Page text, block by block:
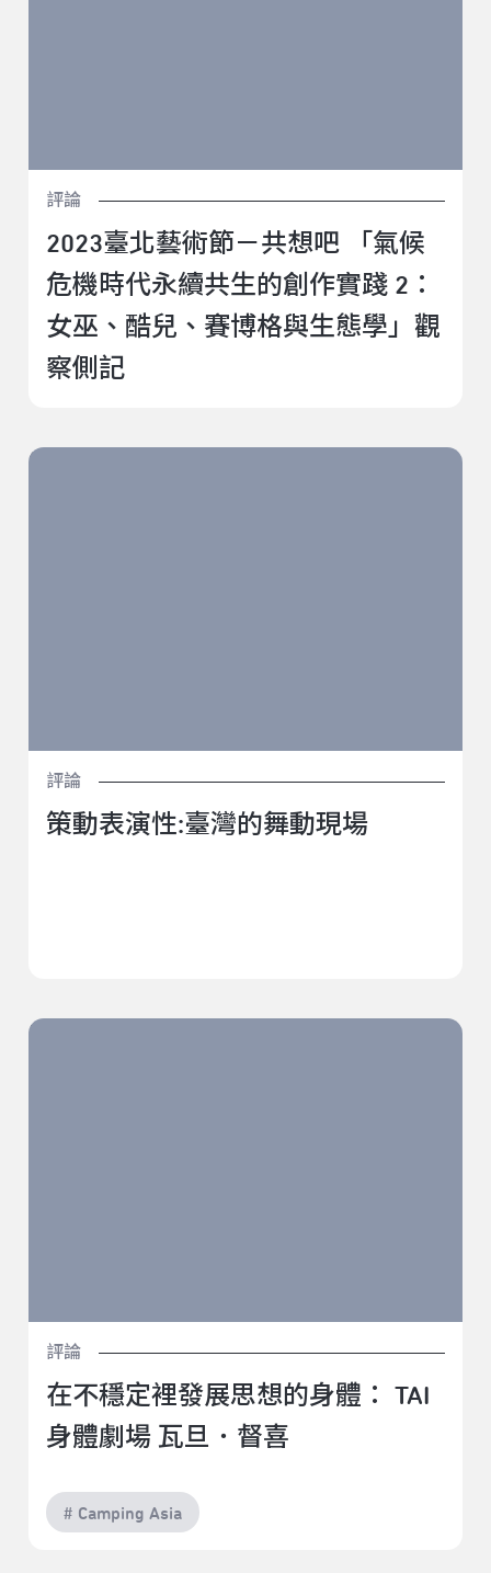
評論
2023臺北藝術節－共想吧 「氣候
危機時代永續共生的創作實踐 2：
女巫、酷兒、賽博格與生態學」觀
察側記
策動表演性:臺灣的舞動現場
評論
策動表演性:臺灣的舞動現場
在不穩定裡發展思想的身體： TAI 身體劇場 瓦旦．督喜
評論
在不穩定裡發展思想的身體： TAI
身體劇場 瓦旦．督喜
# Camping Asia